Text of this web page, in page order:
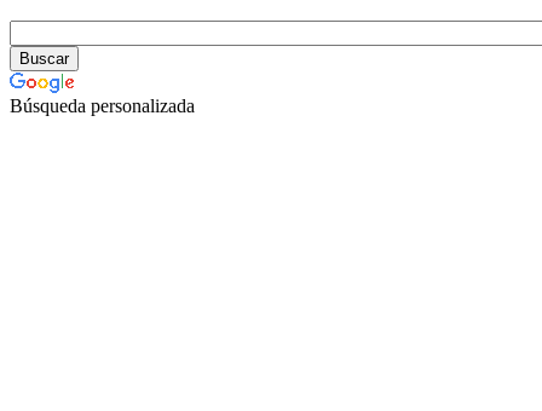
Búsqueda personalizada